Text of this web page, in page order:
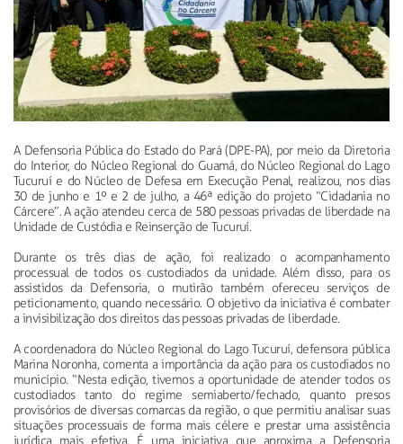
A Defensoria Pública do Estado do Pará (DPE-PA), por meio da Diretoria
do Interior, do Núcleo Regional do Guamá, do Núcleo Regional do Lago
Tucuruí e do Núcleo de Defesa em Execução Penal, realizou, nos dias
30 de junho e 1º e 2 de julho, a 46ª edição do projeto “Cidadania no
Cárcere”. A ação atendeu cerca de 580 pessoas privadas de liberdade na
Unidade de Custódia e Reinserção de Tucuruí.
Durante os três dias de ação, foi realizado o acompanhamento
processual de todos os custodiados da unidade. Além disso, para os
assistidos da Defensoria, o mutirão também ofereceu serviços de
peticionamento, quando necessário. O objetivo da iniciativa é combater
a invisibilização dos direitos das pessoas privadas de liberdade.
A coordenadora do Núcleo Regional do Lago Tucuruí, defensora pública
Marina Noronha, comenta a importância da ação para os custodiados no
município. “Nesta edição, tivemos a oportunidade de atender todos os
custodiados tanto do regime semiaberto/fechado, quanto presos
provisórios de diversas comarcas da região, o que permitiu analisar suas
situações processuais de forma mais célere e prestar uma assistência
jurídica mais efetiva. É uma iniciativa que aproxima a Defensoria